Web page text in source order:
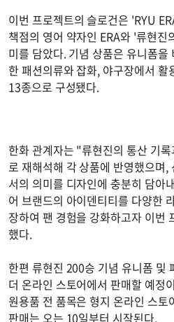
이번 프로젝트의 슬로건은 'RYU
책점의 영어 약자인 ERA와 '류현진
미를 담았다. 기념 상품은 유니폼
한 패션의류와 잡화, 야구장에서 활
13종으로 구성됐다.
한화 관계자는 "류현진의 통산 기
로 재해석해 각 상품에 반영했으며,
서의 의미를 디자인에 충분히 담아
어 브랜드의 아이덴티티를 다양한
장하여 팬 경험을 강화하고자 이번
했다.
한편 류현진 200승 기념 유니폼 및
더 온라인 스토어에서 판매할 예정
원용품 전 품목은 형지 온라인 스
판매는 오는 10일부터 시작된다.